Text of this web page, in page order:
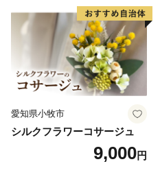
愛知県小牧市
シルクフラワーコサージュ
9,000円